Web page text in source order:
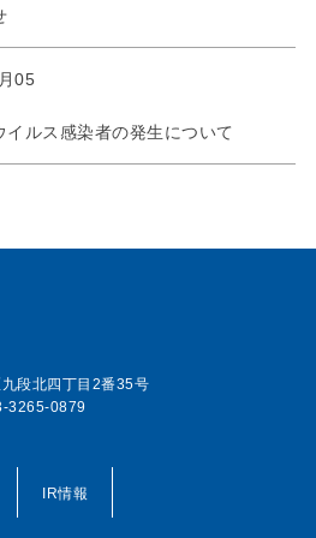
05
ルス感染者の発生について
段北四丁目2番35号
3265-0879
IR情報